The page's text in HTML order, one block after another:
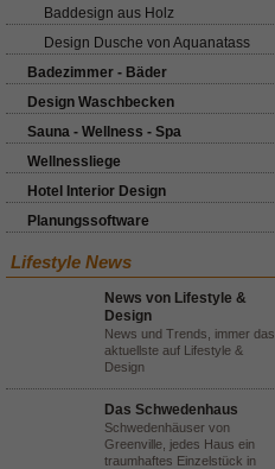
Baddesign aus Holz
Design Dusche von Aquanatass
Badezimmer - Bäder
Design Waschbecken
Sauna - Wellness - Spa
Wellnessliege
Hotel Interior Design
Planungssoftware
Lifestyle News
News von Lifestyle &
Design
News und Trends, immer das
aktuellste auf Lifestyle &
Design
Das Schwedenhaus
Schwedenhäuser von
Greenville, jedes Haus ein
traumhaftes Einzelstück in